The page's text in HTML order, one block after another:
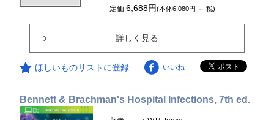
定価6,688円(本体6,080円 ＋ 税)
詳しく見る
ほしいものリストに登録 いいね
Bennett & Brachman's Hospital Infections, 7th ed.